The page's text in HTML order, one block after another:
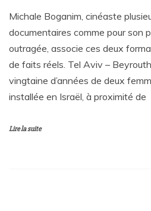
Michale Boganim, cinéaste
documentaires comme pour son
outragée, associe ces deux
de faits réels. Tel Aviv –
vingtaine d’années de deux
installée en Israël, à proximité de
Lire la suite